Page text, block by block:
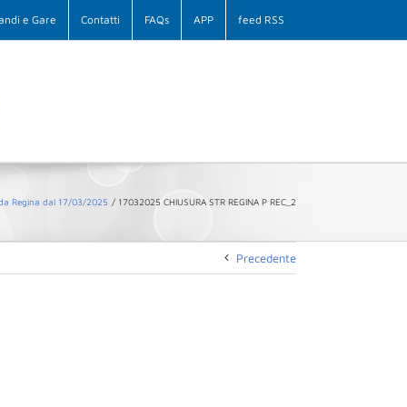
e Gare Contatti FAQs APP feed RSS
Regina dal 17/03/2025 17032025 CHIUSURA STR REGINA P REC_2
Precedente